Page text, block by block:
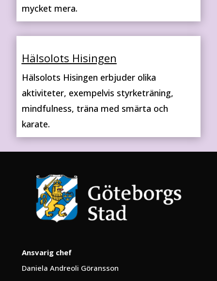
mycket mera.
Hälsolots Hisingen
Hälsolots Hisingen erbjuder olika
aktiviteter, exempelvis styrketräning,
mindfulness, träna med smärta och
karate.
Ansvarig chef
Daniela Andreoli Göransson